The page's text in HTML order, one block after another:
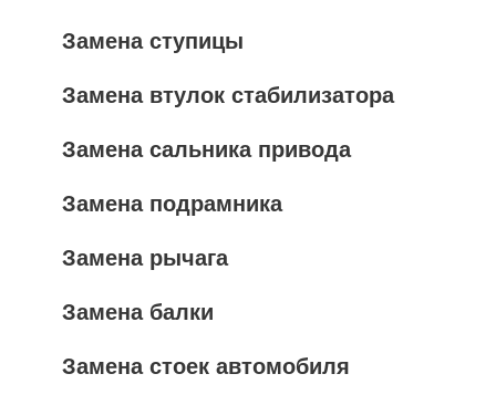
Замена ступицы
Замена втулок стабилизатора
Замена сальника привода
Замена подрамника
Замена рычага
Замена балки
Замена стоек автомобиля